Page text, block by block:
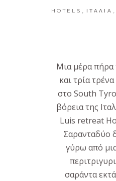
HOTELS ΙΤΑΛΊΑ
Μια μέρα πήρα
και τρία
στο South
βόρεια της
Luis retreat
Σαρανταδύο
γύρω από
σαράντα